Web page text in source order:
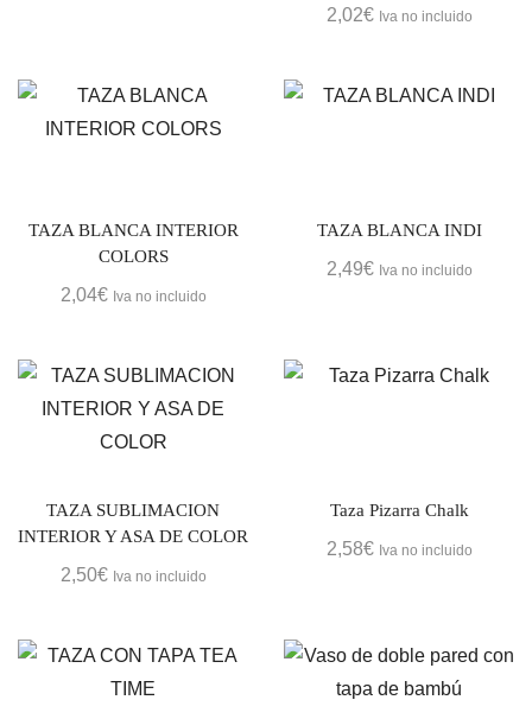
2,02€ Iva no incluido
TAZA BLANCA INTERIOR
COLORS
2,04€ Iva no incluido
TAZA BLANCA INDI
2,49€ Iva no incluido
TAZA SUBLIMACION
INTERIOR Y ASA DE COLOR
2,50€ Iva no incluido
Taza Pizarra Chalk
2,58€ Iva no incluido